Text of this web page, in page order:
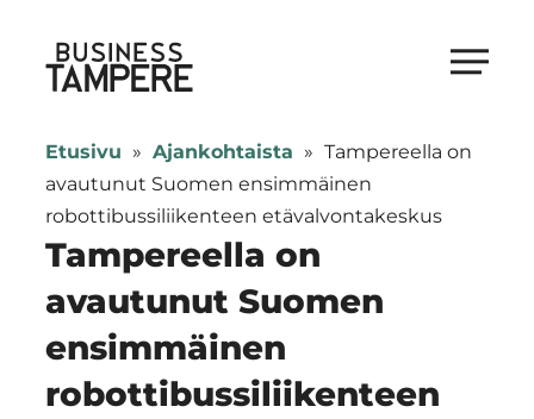
suoraan
sisältöön
Business Tampere
Tampere
supports
talents,
investors
and
entrepreneurs
in
a
Etusivu » Ajankohtaista » Tampereella on
avautunut Suomen ensimmäinen
robottibussiliikenteen etävalvontakeskus
Tampereella on
avautunut Suomen
ensimmäinen
robottibussiliikenteen